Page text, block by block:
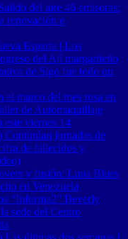
del aire 46 emisoras:
renovación o
Esparta | Los
del Ají margariteño
de Sigo fue todo un
marco del mes rosa en
de Automaquillaje
este viernes 14
jornadas de
de fallecidos y
y fusión: Luna Blues
en Venezuela
“Informa2” Beverly
sede del Centro